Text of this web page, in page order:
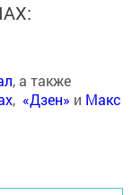
, а также
, «Дзен» и Макс